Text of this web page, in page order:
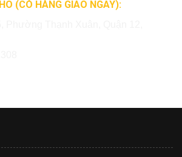
(CÓ HÀNG GIAO NGAY):